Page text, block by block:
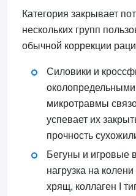
Категория закрывает
нескольких групп
обычной коррекции
Силовики и
микротравмы
успевает их
прочность
Бегуны и игровые
нагрузка на
хрящ, коллаген I